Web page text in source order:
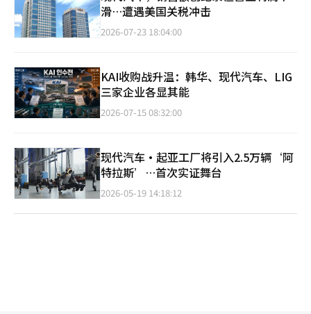
滑…遭遇美国关税冲击
2026-07-23 18:04:00
KAI收购战升温：韩华、现代汽车、LIG
三家企业各显其能
2026-07-15 08:32:00
现代汽车·起亚工厂将引入2.5万辆‘阿
特拉斯’…首次实证舞台
2026-05-19 14:18:12